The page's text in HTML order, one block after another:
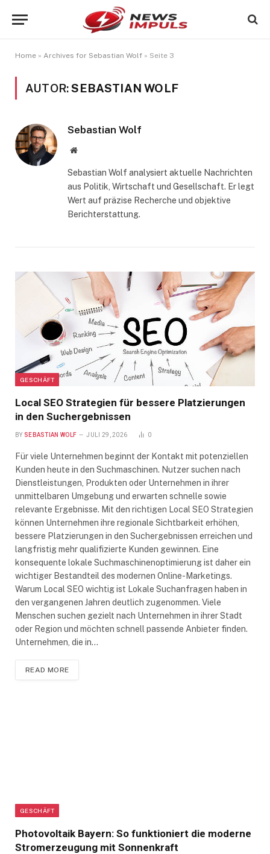
Home » Archives for Sebastian Wolf » Seite 3
AUTOR:SEBASTIAN WOLF
Sebastian Wolf
Website
Sebastian Wolf analysiert aktuelle Nachrichten
aus Politik, Wirtschaft und Gesellschaft. Er legt
Wert auf präzise Recherche und objektive
Berichterstattung.
GESCHÄFT
Local SEO Strategien für bessere Platzierungen
in den Suchergebnissen
BY SEBASTIAN WOLF JULI 29, 2026 0
Für viele Unternehmen beginnt der Kontakt mit potenziellen
Kunden heute in den Suchmaschinen. Nutzer suchen nach
Dienstleistungen, Produkten oder Unternehmen in ihrer
unmittelbaren Umgebung und erwarten schnelle sowie
relevante Ergebnisse. Mit den richtigen Local SEO Strategien
können Unternehmen ihre regionale Sichtbarkeit erhöhen,
bessere Platzierungen in den Suchergebnissen erreichen und
langfristig mehr qualifizierte Kunden gewinnen. Eine
konsequente lokale Suchmaschinenoptimierung ist daher ein
wichtiger Bestandteil des modernen Online-Marketings.
Warum Local SEO wichtig ist Lokale Suchanfragen haben in
den vergangenen Jahren deutlich zugenommen. Viele
Menschen suchen gezielt nach Unternehmen in ihrer Stadt
oder Region und möchten schnell passende Anbieter finden.
Unternehmen, die in…
READ MORE
GESCHÄFT
Photovoltaik Bayern: So funktioniert die moderne
Stromerzeugung mit Sonnenkraft